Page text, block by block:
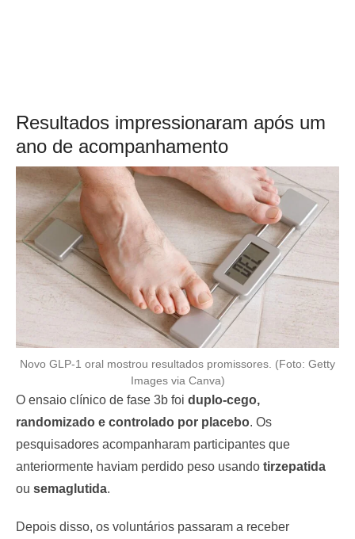
Resultados impressionaram após um
ano de acompanhamento
Novo GLP-1 oral mostrou resultados promissores. (Foto: Getty
Images via Canva)
O ensaio clínico de fase 3b foi duplo-cego,
randomizado e controlado por placebo. Os
pesquisadores acompanharam participantes que
anteriormente haviam perdido peso usando tirzepatida
ou semaglutida.
Depois disso, os voluntários passaram a receber